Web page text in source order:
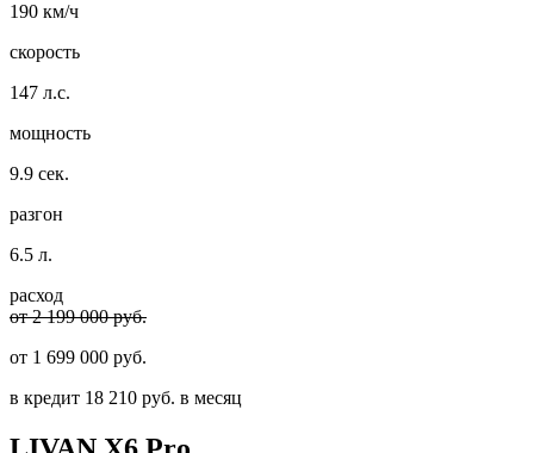
190 км/ч
скорость
147 л.с.
мощность
9.9 сек.
разгон
6.5 л.
расход
от 2 199 000 руб.
от 1 699 000 руб.
в кредит 18 210 руб. в месяц